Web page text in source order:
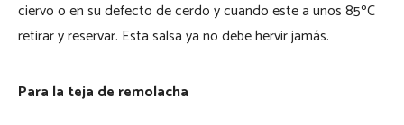
ciervo o en su defecto de cerdo y cuando este a unos 85ºC
retirar y reservar. Esta salsa ya no debe hervir jamás.
Para la teja de remolacha